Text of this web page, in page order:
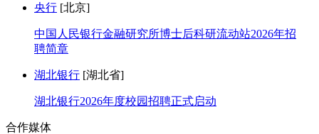
央行 [北京]
中国人民银行金融研究所博士后科研流动站2026年招
聘简章
湖北银行 [湖北省]
湖北银行2026年度校园招聘正式启动
合作媒体